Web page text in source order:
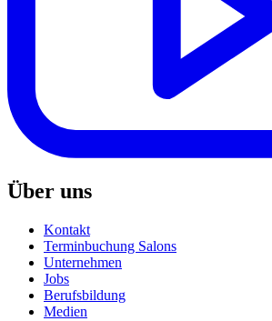
Über uns
Kontakt
Terminbuchung Salons
Unternehmen
Jobs
Berufsbildung
Medien